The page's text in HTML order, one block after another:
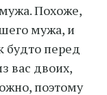
Похоже,
мужа, и
будто перед
вас двоих,
поэтому